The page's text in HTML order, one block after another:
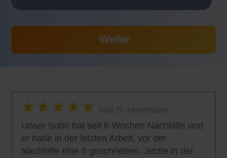
Unser Sohn hat seit 6 Wochen Nachhilfe und
er hatte in der letzten Arbeit, vor der
Nachhilfe eine 5 geschrieben. Jetzte in der